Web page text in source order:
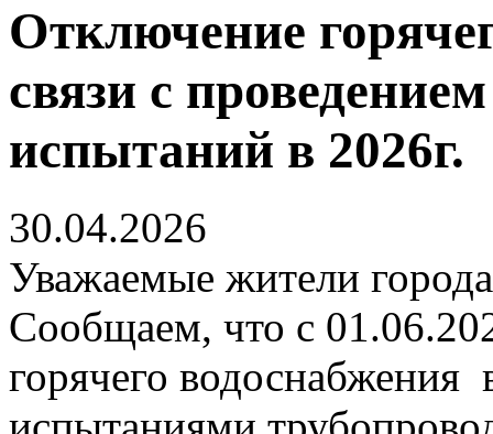
Отключение
связи с
испытаний в 2026г.
30.04.2026
Уважаемые жители
Сообщаем, что с
горячего водоснабжения